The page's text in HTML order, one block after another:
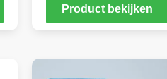
Product bekijken